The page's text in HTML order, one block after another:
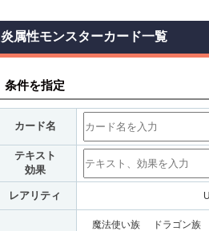
炎属性モンスターカード一覧
条件を指定
カード名
テキスト
効果
レアリティ
魔法使い族 ドラゴン族